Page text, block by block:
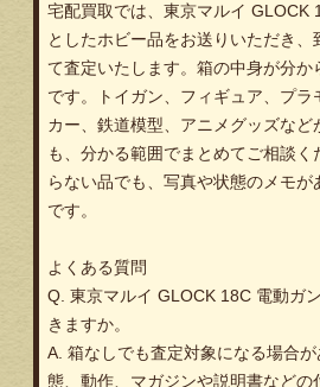
宅配買取では、東京マルイ GLOCK
としたホビー品をお送りいただき、
て査定いたします。箱の中身が分か
です。トイガン、フィギュア、プラ
カー、鉄道模型、アニメグッズなど
も、分かる範囲でまとめてご相談
らない品でも、写真や状態のメモ
です。
よくある質問
Q. 東京マルイ GLOCK 18C 電動ガ
きますか。
A. 箱なしでも査定対象になる場合
態、動作、マガジンや説明書などの